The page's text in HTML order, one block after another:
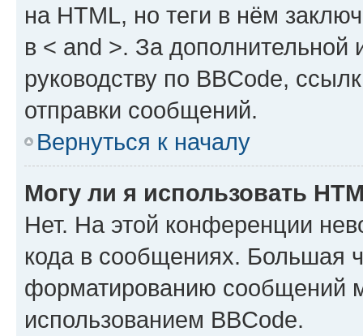
на HTML, но теги в нём
в < and >. За
руководству по BBCode,
отправки сообщений.
Вернуться к началу
Могу ли я использовать
Нет. На этой конференции
кода в сообщениях. Большая
форматированию сообщений
использованием BBCode.